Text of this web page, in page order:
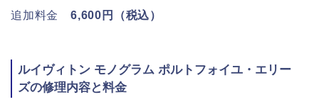
追加料金 6,600円（税込）
ルイヴィトン モノグラム ポルトフォイユ・エリー
ズの修理内容と料金